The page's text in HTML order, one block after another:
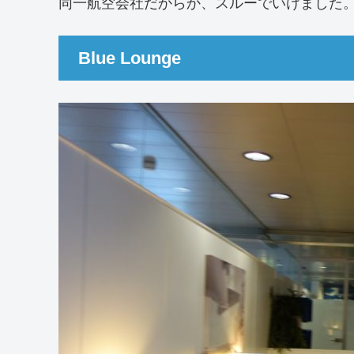
同一航空会社だからか、スルーでいけました
Blue Lounge